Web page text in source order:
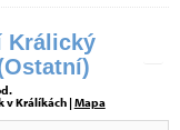
Králický
v Králíkách |Mapa